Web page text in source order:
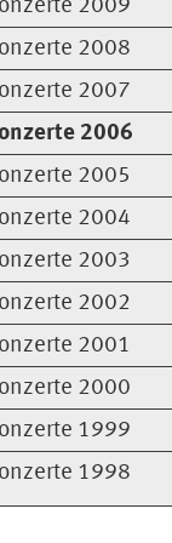
2009
2008
2007
2006
2005
2004
2003
2002
2001
2000
1999
1998